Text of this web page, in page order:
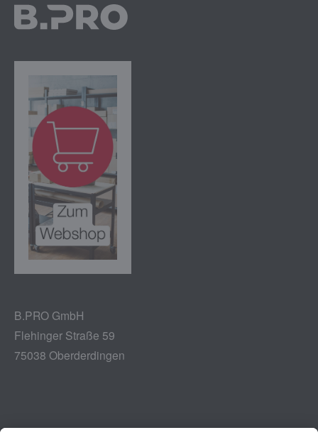
B.PRO GmbH
Flehinger Straße 59
75038 Oberderdingen